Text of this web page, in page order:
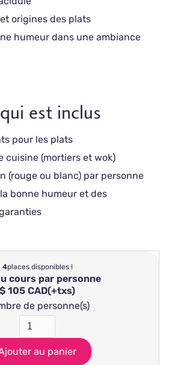
origines des plats
humeur dans une ambiance
est inclus
pour les plats
cuisine (mortiers et wok)
(rouge ou blanc) par personne
bonne humeur et des
4places disponibles !
cours par personne
$ 105 CAD(+txs)
de personne(s)